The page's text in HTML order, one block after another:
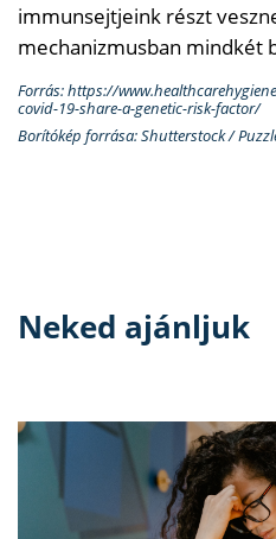
immunsejtjeink részt
mechanizmusban mindkét
Forrás: https://
covid-19-share-a-genetic-risk-factor/
Borítókép forrása: Shutterstock /
Neked ajánljuk